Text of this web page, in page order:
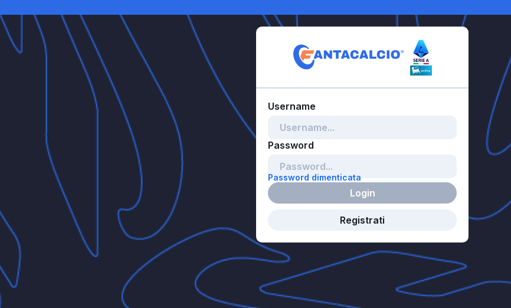
Password dimenticata
Login
Registrati